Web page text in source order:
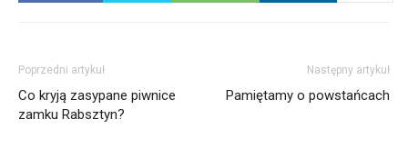
Poprzedni artykuł
Co kryją zasypane piwnice
zamku Rabsztyn?
Następny artykuł
Pamiętamy o powstańcach